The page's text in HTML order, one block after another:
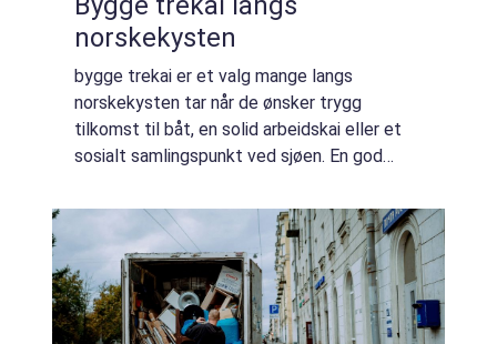
norskekysten
bygge trekai er et valg mange langs
norskekysten tar når de ønsker trygg
tilkomst til båt, en solid arbeidskai eller et
sosialt samlingspunkt ved sjøen. En god
estetikk, men krever også gode faglige
vurderinge...